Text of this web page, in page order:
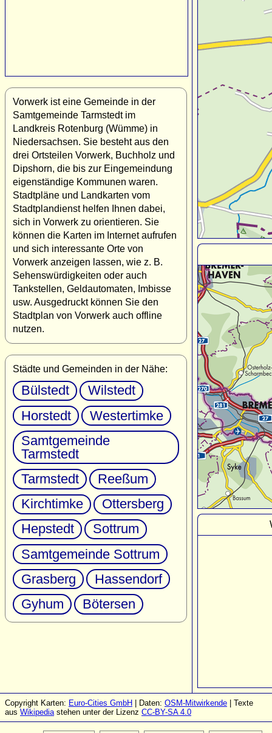
Vorwerk ist eine Gemeinde in der
Samtgemeinde Tarmstedt im
Landkreis Rotenburg (Wümme) in
Niedersachsen. Sie besteht aus den
drei Ortsteilen Vorwerk, Buchholz und
Dipshorn, die bis zur Eingemeindung
eigenständige Kommunen waren.
Stadtpläne und Landkarten vom
Stadtplandienst helfen Ihnen dabei,
sich in Vorwerk zu orientieren. Sie
können die Karten im Internet aufrufen
und sich interessante Orte von
Vorwerk anzeigen lassen, wie z. B.
Sehenswürdigkeiten oder auch
Tankstellen, Geldautomaten, Imbisse
usw. Ausgedruckt können Sie den
Stadtplan von Vorwerk auch offline
nutzen.
Städte und Gemeinden in der Nähe:
Bülstedt
Wilstedt
Horstedt
Westertimke
Samtgemeinde
Tarmstedt
Tarmstedt
Reeßum
Kirchtimke
Ottersberg
Hepstedt
Sottrum
Samtgemeinde Sottrum
Grasberg
Hassendorf
Gyhum
Bötersen
Copyright Karten: Euro-Cities GmbH | Daten: OSM-Mitwirkende | Texte
aus Wikipediastehen unter der Lizenz CC-BY-SA 4.0